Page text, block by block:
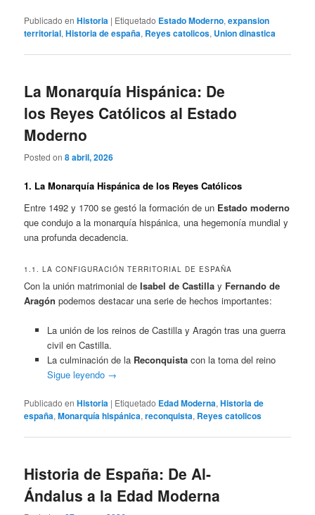
Publicado en Historia | Etiquetado Estado Moderno,expansion
territorial,Historia de españa, Reyes catolicos, Union dinastica
La Monarquía Hispánica: De
los Reyes Católicos al Estado
Moderno
Posted on8 abril, 2026
1. La Monarquía Hispánica de los Reyes Católicos
Entre 1492 y 1700 se gestó la formación de un Estado moderno
que condujo a la monarquía hispánica, una hegemonía mundial y
una profunda decadencia.
1.1. LA CONFIGURACIÓN TERRITORIAL DE ESPAÑA
Con la unión matrimonial deIsabel de Castilla y Fernando de
Aragón podemos destacar una serie de hechos importantes:
La unión de los reinos de Castilla y Aragón tras una guerra
civil en Castilla.
La culminación de la Reconquistacon la toma del reino
Sigue leyendo →
Publicado en Historia | Etiquetado Edad Moderna,Historia de
españa,Monarquía hispánica,reconquista, Reyes catolicos
Historia de España: De Al-
Ándalus a la Edad Moderna